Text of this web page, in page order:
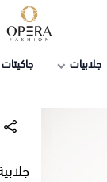
أوبرا فاشن
جلابيات